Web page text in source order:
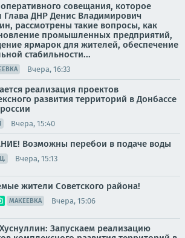
совещания, которое
Глава ДНР Денис Владимирович
рассмотрены такие вопросы, как
промышленных предприятий,
ярмарок для жителей, обеспечение
стабильности...
Вчера, 16:33
реализация проектов
развития территорий в Донбассе
Вчера, 15:40
Возможны перебои в подаче воды
Вчера, 15:13
жители Советского района!
МАКЕЕВКА Вчера, 15:06
Запускаем реализацию